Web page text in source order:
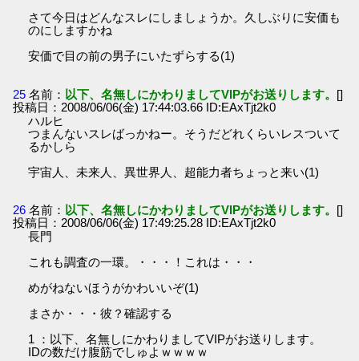
さて今日はどんなスレにしましょうか。久しぶりに安価も
のにしますかね
安価で目の前の男子にいたずらする(1)
25 名前： 以下、名無しにかわりましてVIPがお送りします。 []
投稿日：2008/06/06(金) 17:44:03.66 ID:EAxTjt2k0
ハルヒ
つまんないスレばっかねー。そうだどれくらいレスついて
るかしら
宇宙人、未来人、異世界人、超能力者ちょっと来い(1)
26 名前： 以下、名無しにかわりましてVIPがお送りします。 []
投稿日：2008/06/06(金) 17:49:25.28 ID:EAxTjt2k0
長門
これも調査の一環。・・・！これは・・・
めがねないほうがかわいいぞ(1)
まさか・・・彼？確認する
1 ：以下、名無しにかわりましてVIPがお送りします。
IDの数だけ腹筋でしゅよｗｗｗｗ